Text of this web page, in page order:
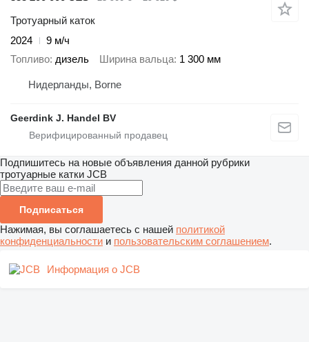
Тротуарный каток
2024
9 м/ч
Топливо дизель Ширина вальца 1 300 мм
Нидерланды, Borne
Geerdink J. Handel BV
Подпишитесь на новые объявления данной рубрики
тротуарные катки JCB
Подписаться
Нажимая, вы соглашаетесь с нашей политикой
конфиденциальности и пользовательским соглашением.
Информация о JCB